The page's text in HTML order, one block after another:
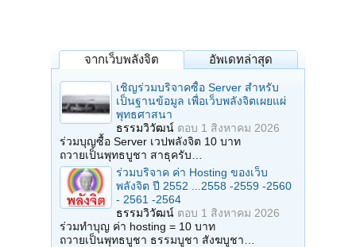
จากเว็บพลังจิต อัพเดทล่าสุด
เชิญร่วมบริจาคซื้อ Server สำหรับ
เป็นฐานข้อมูล เพื่อเว็บพลังจิตเผยแผ่
พุทธศาสนา
ธรรมวิวัฒน์ ตอบ 1 สิงหาคม 2026
ร่วมบุญซื้อ Server เวปพลังจิต 10 บาท
ถวายเป็นพุทธบูชา สาธุครับ…
ร่วมบริจาค ค่า Hosting ของเว็บ
พลังจิต ปี 2552 ...2558 -2559 -2560
- 2561 -2564
ธรรมวิวัฒน์ ตอบ 1 สิงหาคม 2026
ร่วมทำบุญ ค่า hosting = 10 บาท
ถวายเป็นพุทธบูชา ธรรมบูชา สังฆบูชา…